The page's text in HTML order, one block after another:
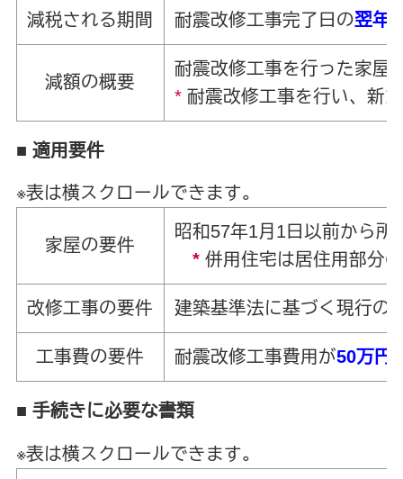
減税される期間
耐震改修工事完了日の翌年
減額の概要
耐震改修工事を行った家屋
* 耐震改修工事を行い、新
■ 適用要件
※表は横スクロールできます。
家屋の要件
昭和57年1月1日以前から所
* 併用住宅は居住用部分
改修工事の要件 建築基準法に基づく現
工事費の要件 耐震改修工事費用が50万円
■ 手続きに必要な書類
※表は横スクロールできます。